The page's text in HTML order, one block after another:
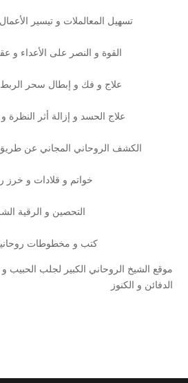
تسهيل المعالملات و تيسير
القوة و النصر على الأعداء و
علاج و فك و إبطال سحر
علاج الحسد و إزالة أثر النظرة
الكشف الروحاني المجاني عن
خواتم و قلادات و خرز
التحصين و الرقية
كتب و مخطوطات
موقع الشيخ الروحاني الكبير لجلب
الدفائن و الكنوز